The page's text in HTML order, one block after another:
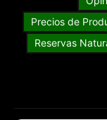
Precios de
Reservas